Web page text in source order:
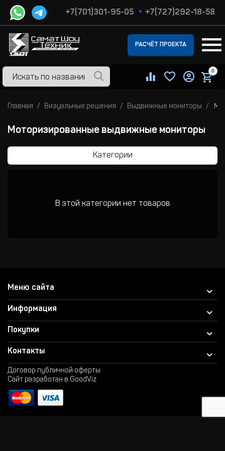
+7(701)301-95-05 +7(727)292-18-58
РАСЧЁТ ПРОЕКТА
0
Главная Визуальные решения Выдвижные мониторы
Моторизированные выдвижные мониторы
Категории
В этой категории нет товаров
Меню сайта
Информация
Покупки
Контакты
Договор публичной оферты
Сайт разработан в GoodViz